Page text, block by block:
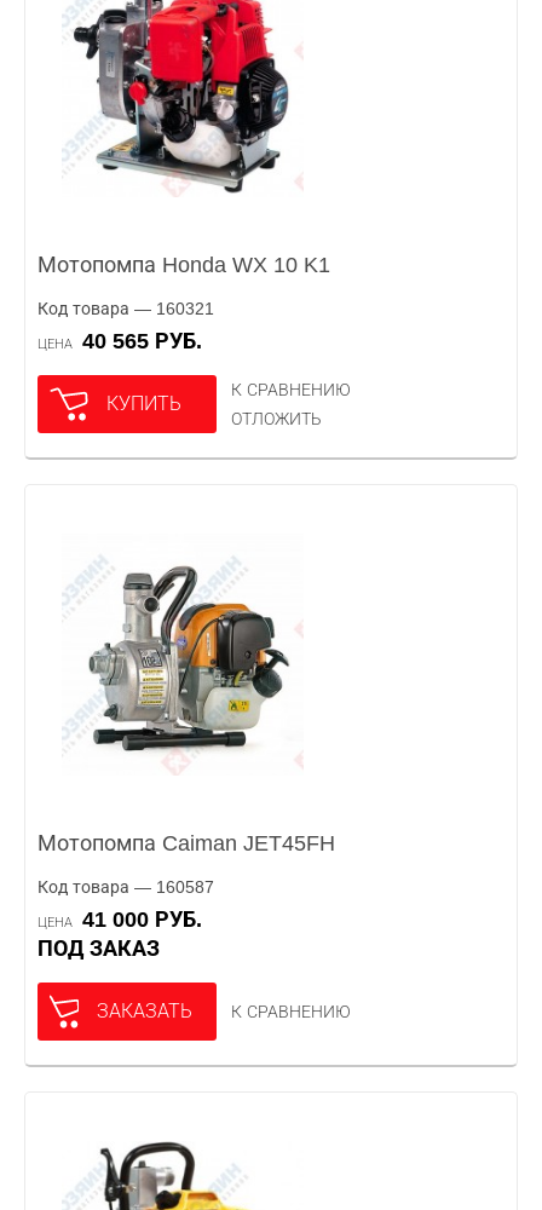
Мотопомпа Honda WX 10 K1
Код товара — 160321
ЦЕНА 40 565 РУБ.
КУПИТЬ
К СРАВНЕНИЮ
ОТЛОЖИТЬ
Мотопомпа Caiman JET45FH
Код товара — 160587
ЦЕНА
41 000 РУБ.
ПОД ЗАКАЗ
ЗАКАЗАТЬ К СРАВНЕНИЮ